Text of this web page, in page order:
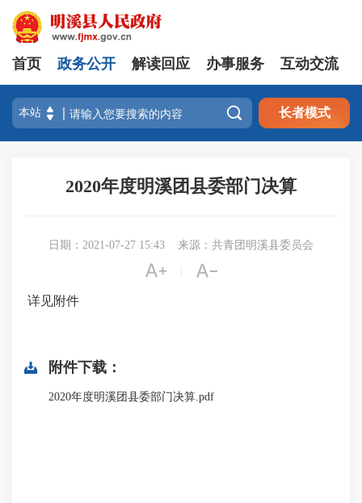
首页 政务公开 解读回应 办事服务 互动交流
 长者模式
2020年度明溪团县委部门决算
日期：2021-07-27 15:43 来源：共青团明溪县委员会
 
详见附件
附件下载：
2020年度明溪团县委部门决算.pdf